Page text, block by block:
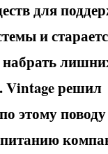
для
и
Vintageрешил
этому